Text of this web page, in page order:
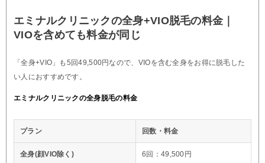
エミナルクリニックの全身+VIO脱毛の料金｜
VIOを含めても料金が同じ
「全身+VIO」も5回49,500円なので、VIOを含む全身をお得に脱毛した
い人におすすめです。
エミナルクリニックの全身脱毛の料金
プラン 回数・料金
全身(顔VIO除く) 6回：49,500円